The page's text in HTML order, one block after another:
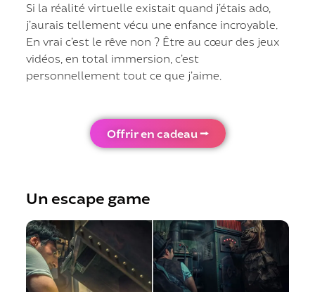
Si la réalité virtuelle existait quand j’étais ado,
j’aurais tellement vécu une enfance incroyable.
En vrai c’est le rêve non ? Être au cœur des jeux
vidéos, en total immersion, c’est
personnellement tout ce que j’aime.
Offrir en cadeau ⭢
Un escape game